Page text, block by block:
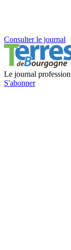
Consulter le journal
Le journal
S'abonner